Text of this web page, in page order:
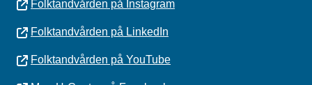
Folktandvården på Instagram
Folktandvården på LinkedIn
Folktandvården på YouTube